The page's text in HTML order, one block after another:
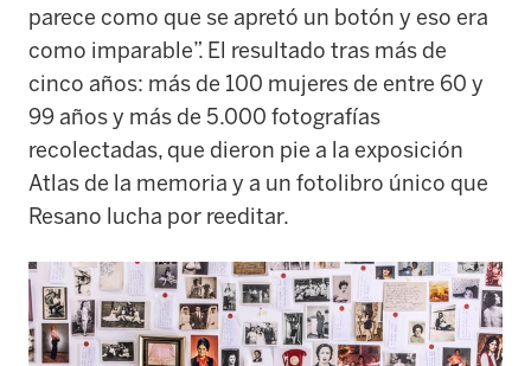
parece como que se apretó un botón y eso era
como imparable”. El resultado tras más de
cinco años: más de 100 mujeres de entre 60 y
99 años y más de 5.000 fotografías
recolectadas, que dieron pie a la exposición
Atlas de la memoria y a un fotolibro único que
Resano lucha por reeditar.